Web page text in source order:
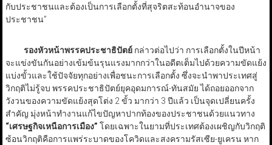
กับประชาชนและต้องเป็นการเลือกตั้งที่สุจริตสะท้อนอำนาจของ
ประชาชน”
รองหัวหน้าพรรคประชาธิปัตย์กล่าวต่อไปว่า การเลือกตั้งในปีหน้า
จะแข่งขันกันอย่างเข้มข้นรุนแรงมากกว่าในอดีตเต็มไปด้วยความขัดแย้ง
แบ่งขั้วและใช้ปัจจัยทุกอย่างเพื่อชนะการเลือกตั้ง ซึ่งจะนำพาประเทศสู่
วิกฤติไม่รู้จบ พรรคประชาธิปัตย์ยุคอุดมการณ์-ทันสมัย ได้ถอยออกจาก
วังวนของความขัดแย้งสุดโต่ง 2 ขั้ว มากว่า 3 ปีแล้ว เป็นจุดเปลี่ยนครั้ง
สำคัญ มุ่งหน้าทำงานแก้ไขปัญหาปากท้องของประชาชนด้วยแนวทาง
“เศรษฐกิจเหนือการเมือง” โดยเฉพาะในยามที่ประเทศต้องเผชิญกับวิกฤติ
ซ้อนวิกฤติคือการแพร่ระบาดของโควิดและสงครามรัสเซีย-ยูเครน หาก